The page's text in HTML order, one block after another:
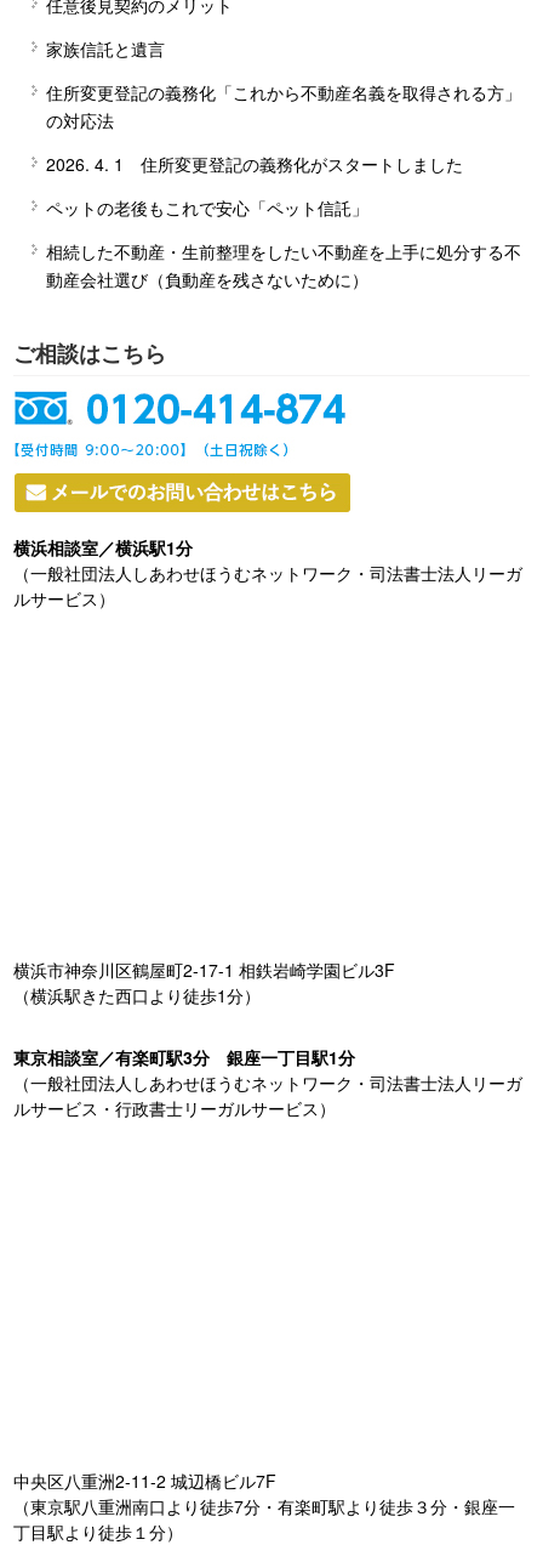
任意後見契約のメリット
家族信託と遺言
住所変更登記の義務化「これから不動産名義を取得される方」
の対応法
2026. 4. 1 住所変更登記の義務化がスタートしました
ペットの老後もこれで安心「ペット信託」
相続した不動産・生前整理をしたい不動産を上手に処分する不
動産会社選び（負動産を残さないために）
ご相談はこちら
横浜相談室／横浜駅1分
（一般社団法人しあわせほうむネットワーク・司法書士法人リーガ
ルサービス）
横浜市神奈川区鶴屋町2-17-1 相鉄岩崎学園ビル3F
（横浜駅きた西口より徒歩1分）
東京相談室／有楽町駅3分 銀座一丁目駅1分
（一般社団法人しあわせほうむネットワーク・司法書士法人リーガ
ルサービス・行政書士リーガルサービス）
中央区八重洲2-11-2 城辺橋ビル7F
（東京駅八重洲南口より徒歩7分・有楽町駅より徒歩３分・銀座一
丁目駅より徒歩１分）